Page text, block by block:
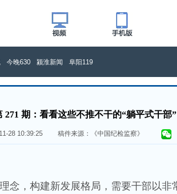
今晚630 颍淮新闻 阜阳119
271 期：看看这些不推不干的“躺平式干部”
28 10:39:25 稿件来源：《中国纪检监察》
念，构建新发展格局，需要干部以非